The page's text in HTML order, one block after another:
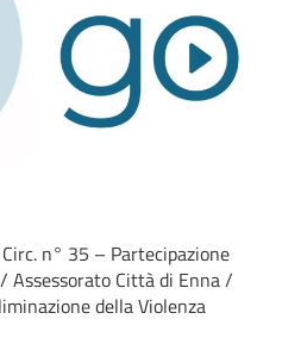
Circ. n° 35 – Partecipazione
/ Assessorato Città di Enna /
della Violenza